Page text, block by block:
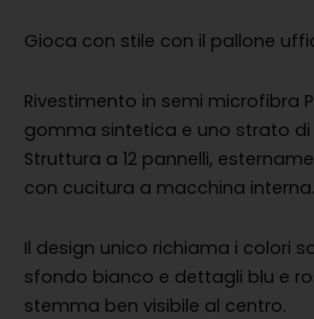
prezzo
era:
€39.90.
prezzo
è:
€27.93.
Gioca con stile con il pallone
Rivestimento in semi microfibra
gomma sintetica e uno strato di
Struttura a 12 pannelli,
con cucitura a macchina interna.
Il design unico richiama i colori
sfondo bianco e dettagli blu e
stemma ben visibile al centro.